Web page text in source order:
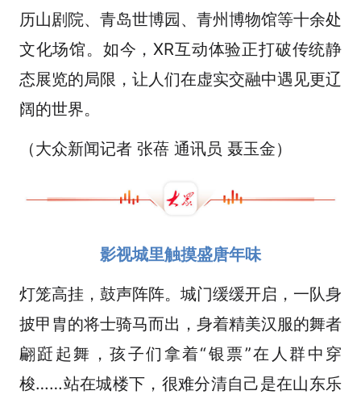
历山剧院、青岛世博园、青州博物馆等十余处
文化场馆。如今，XR互动体验正打破传统静
态展览的局限，让人们在虚实交融中遇见更辽
阔的世界。
（大众新闻记者 张蓓 通讯员 聂玉金）
影视城里触摸盛唐年味
灯笼高挂，鼓声阵阵。城门缓缓开启，一队身
披甲胄的将士骑马而出，身着精美汉服的舞者
翩跹起舞，孩子们拿着“银票”在人群中穿
梭……站在城楼下，很难分清自己是在山东乐